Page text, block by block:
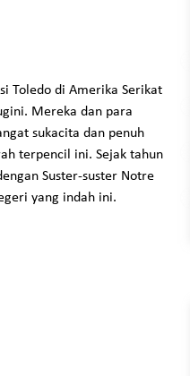
Toledo di Amerika Serikat
Mereka dan para
sukacita dan penuh
terpencil ini. Sejak tahun
Suster-suster Notre
yang indah ini.